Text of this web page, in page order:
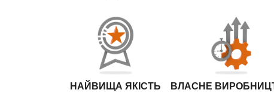
НАЙВИЩА ЯКІСТЬ ВЛАСНЕ